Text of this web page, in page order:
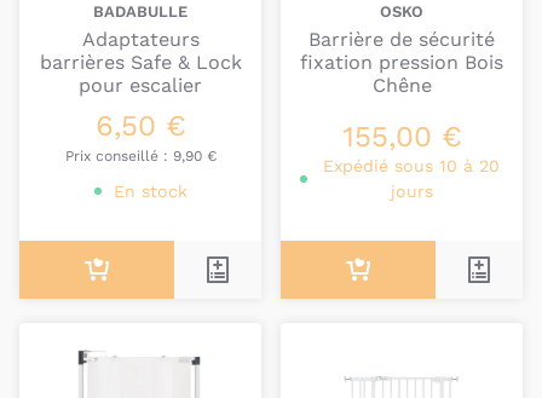
BADABULLE
Adaptateurs
barrières Safe & Lock
pour escalier
6,50 €
Prix conseillé : 9,90 €
En stock
OSKO
Barrière de sécurité
fixation pression Bois
Chêne
155,00 €
Expédié sous 10 à 20
jours